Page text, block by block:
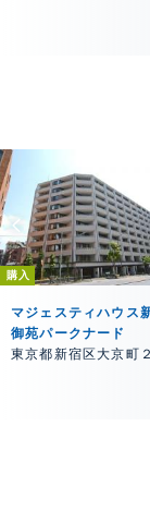
購入
マジェスティハウス
御苑パークナード
東京都新宿区大京町